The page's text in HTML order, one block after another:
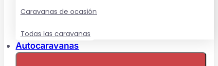
Caravanas de ocasión
Todas las caravanas
Autocaravanas